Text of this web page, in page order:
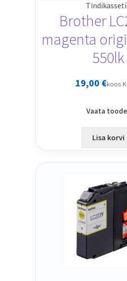
Brother
magenta
550lk
19,00 €koos
Vaata
Lisa korvi